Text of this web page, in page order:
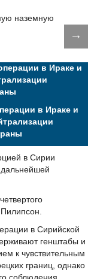
→
в Ираке и
в Сирии
в Сирийской
генштабы и
к чувствительным
границ, однако